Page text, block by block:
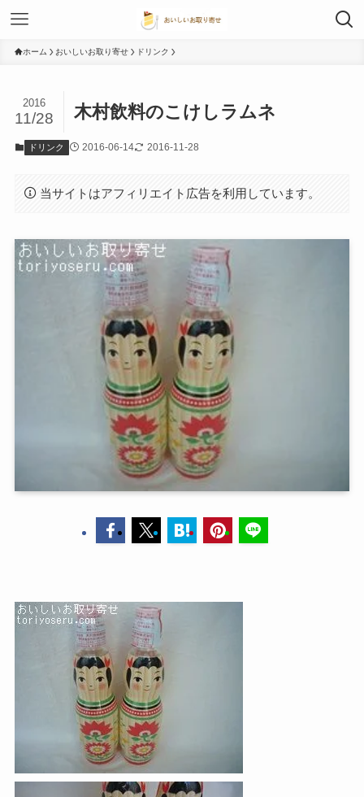
ホーム おいしいお取り寄せ ドリンク
木村飲料のこけしラムネ
2016
11/28
ドリンク 2016-06-14 2016-11-28
当サイトはアフィリエイト広告を利用しています。